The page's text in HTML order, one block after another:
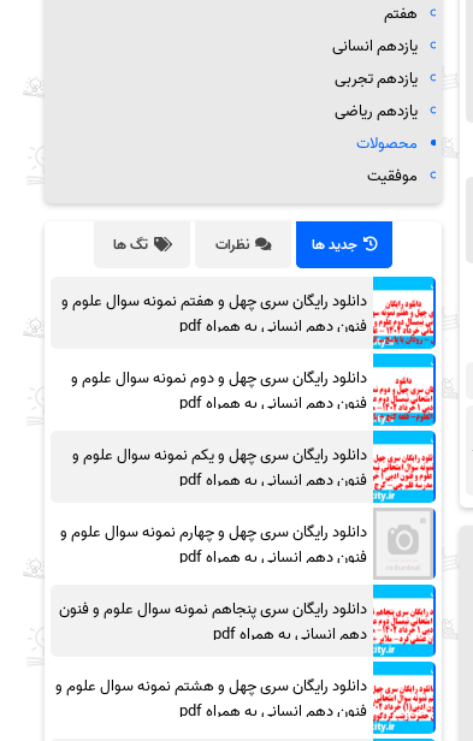
هفتم
یازدهم انسانی
یازدهم تجربی
یازدهم ریاضی
محصولات
موفقیت
جدید ها نظرات تگ ها
دانلود رایگان سری چهل و هفتم نمونه سوال علوم و
فنون دهم انسانی به همراه pdf
دانلود رایگان سری چهل و دوم نمونه سوال علوم و
فنون دهم انسانی به همراه pdf
دانلود رایگان سری چهل و یکم نمونه سوال علوم و
فنون دهم انسانی به همراه pdf
دانلود رایگان سری چهل و چهارم نمونه سوال علوم و
فنون دهم انسانی به همراه pdf
دانلود رایگان سری پنجاهم نمونه سوال علوم و فنون
دهم انسانی به همراه pdf
دانلود رایگان سری چهل و هشتم نمونه سوال علوم و
فنون دهم انسانی به همراه pdf